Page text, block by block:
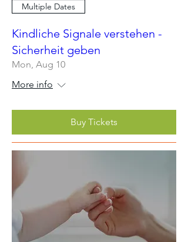
Multiple Dates
Kindliche Signale verstehen -
Sicherheit geben
Mon, Aug 10
More info
Buy Tickets